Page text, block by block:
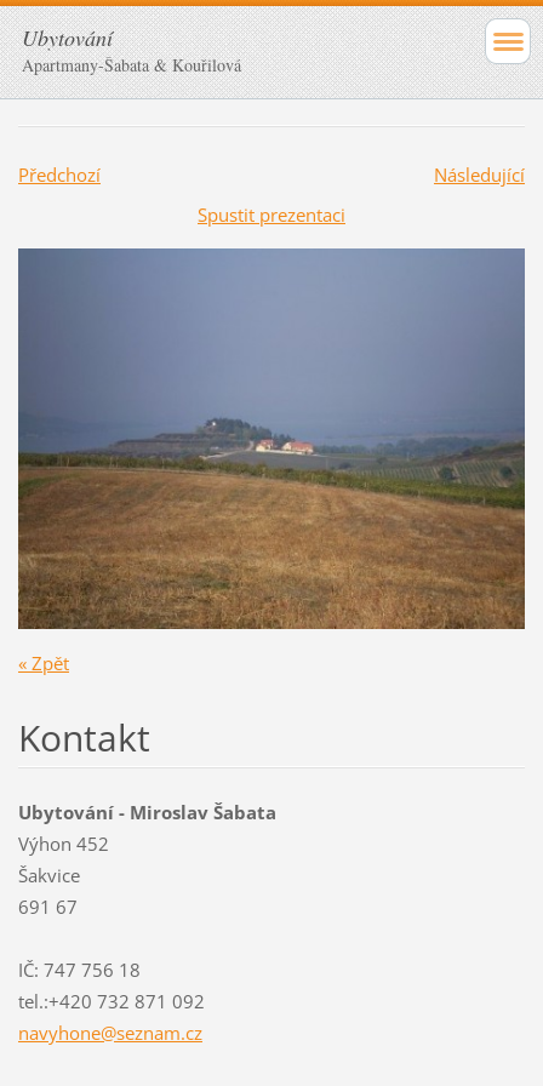
Ubytování
Apartmany-Šabata & Kouřilová
Předchozí
Následující
Spustit prezentaci
« Zpět
Kontakt
Ubytování - Miroslav Šabata
Výhon 452
Šakvice
691 67
IČ: 747 756 18
tel.:+420 732 871 092
navyhone@seznam.cz